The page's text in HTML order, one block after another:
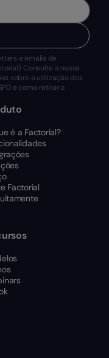
e emails de
Consulte a nossa
sobre a utilização dos
e como retirar o
é a Factorial?
Factorial